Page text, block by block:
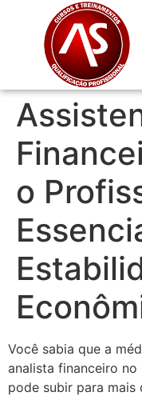
o
Você sabia que a
analista financeiro no
pode subir para mais